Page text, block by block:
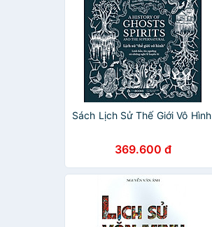
Sách Lịch Sử Thế Giới Vô Hình
369.600 đ